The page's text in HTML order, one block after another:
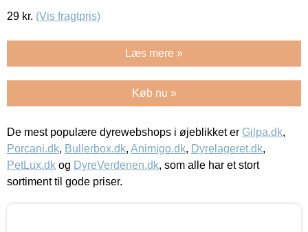
29 kr. (Vis fragtpris)
Læs mere »
Køb nu »
De mest populære dyrewebshops i øjeblikket er Gilpa.dk,
Porcani.dk, Bullerbox.dk, Animigo.dk, Dyrelageret.dk,
PetLux.dk og DyreVerdenen.dk, som alle har et stort
sortiment til gode priser.